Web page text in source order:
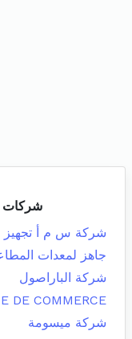
شركات
شركة س م أ تجهيز
جاهز لمعدات
شركة الباراصول
DE COMMERCE
شركة ميسومة